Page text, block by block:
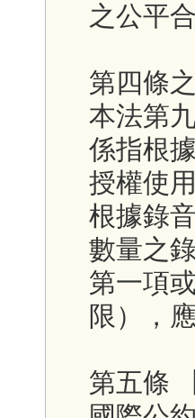
之公平
第四條
本法第
係指根
授權使
根據錄
數量之
第一項
限），
第五條